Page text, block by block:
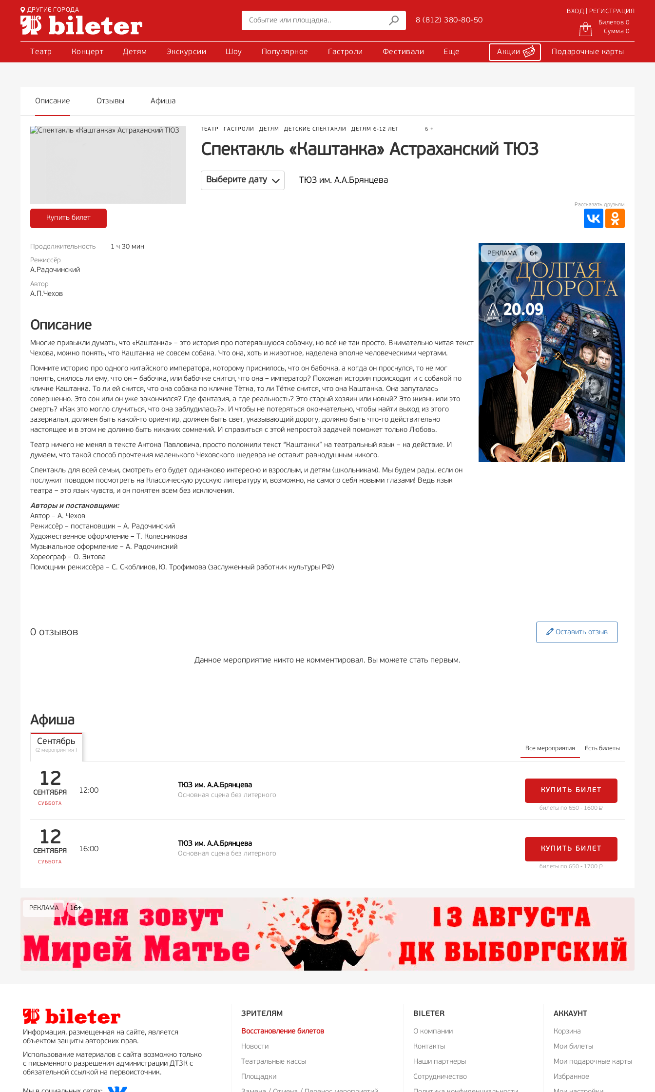
ДРУГИЕ ГОРОДА
8 (812) 380-80-50
ВХОД | РЕГИСТРАЦИЯ
Билетов 0
Сумма 0
Театр Концерт Детям Экскурсии Шоу Популярное Гастроли Фестивали Еще Акции Подарочные карты
Описание Отзывы Афиша
ТЕАТР ГАСТРОЛИ ДЕТЯМ ДЕТСКИЕ СПЕКТАКЛИ ДЕТЯМ 6-12 ЛЕТ 6 +
Спектакль «Каштанка» Астраханский ТЮЗ
Выберите дату ТЮЗ им. А.А.Брянцева
Купить билет
Рассказать друзьям
Продолжительность
1 ч 30 мин
Режиссёр
А.Радочинский
Автор
А.П.Чехов
Описание
Многие привыкли думать, что «Каштанка» – это история про потерявшуюся собачку, но всё не так просто. Внимательно читая текст
Чехова, можно понять, что Каштанка не совсем собака. Что она, хоть и животное, наделена вполне человеческими чертами.
Помните историю про одного китайского императора, которому приснилось, что он бабочка, а когда он проснулся, то не мог
понять, снилось ли ему, что он – бабочка, или бабочке снится, что она – император? Похожая история происходит и с собакой по
кличке Каштанка. То ли ей снится, что она собака по кличке Тётка, то ли Тётке снится, что она Каштанка. Она запуталась
совершенно. Это сон или он уже закончился? Где фантазия, а где реальность? Это старый хозяин или новый? Это жизнь или это
смерть? «Как это могло случиться, что она заблудилась?». И чтобы не потеряться окончательно, чтобы найти выход из этого
зазеркалья, должен быть какой-то ориентир, должен быть свет, указывающий дорогу, должно быть что-то действительно
настоящее и в этом не должно быть никаких сомнений. И справиться с этой непростой задачей поможет только Любовь.
Театр ничего не менял в тексте Антона Павловича, просто положили текст “Каштанки” на театральный язык – на действие. И
думаем, что такой способ прочтения маленького Чеховского шедевра не оставит равнодушным никого.
Спектакль для всей семьи, смотреть его будет одинаково интересно и взрослым, и детям (школьникам). Мы будем рады, если он
послужит поводом посмотреть на Классическую русскую литературу и, возможно, на самого себя новыми глазами! Ведь язык
театра – это язык чувств, и он понятен всем без исключения.
Авторы и постановщики:
Автор – А. Чехов
Режиссёр – постановщик – А. Радочинский
Художественное оформление – Т. Колесникова
Музыкальное оформление – А. Радочинский
Хореограф – О. Эктова
Помощник режиссёра – С. Скобликов, Ю. Трофимова (заслуженный работник культуры РФ)
РЕКЛАМА 6+
0 отзывов Оставить отзыв
Данное мероприятие никто не комментировал. Вы можете стать первым.
Афиша
Все мероприятия Есть билеты
Сентябрь
(2 мероприятия )
12
СЕНТЯБРЯ
СУББОТА
12:00
ТЮЗ им. А.А.Брянцева
Основная сцена без литерного
КУПИТЬ БИЛЕТ
билеты по 650 - 1600
12
СЕНТЯБРЯ
СУББОТА
16:00
ТЮЗ им. А.А.Брянцева
Основная сцена без литерного
КУПИТЬ БИЛЕТ
билеты по 650 - 1700
РЕКЛАМА 16+
РЕКЛАМА 16+
РЕКЛАМА 12+
РЕКЛАМА
РЕКЛАМА 0+
РЕКЛАМА 18+
Информация, размещенная на сайте, является
объектом защиты авторских прав.
Использование материалов с сайта возможно только
с письменного разрешения администрации ДТЗК с
обязательной ссылкой на первоисточник.
ЗРИТЕЛЯМ
Восстановление билетов
Новости
Театральные кассы
Площадки
BILETER
О компании
Контакты
Наши партнеры
Сотрудничество
АККАУНТ
Корзина
Мои билеты
Мои подарочные карты
Избранное